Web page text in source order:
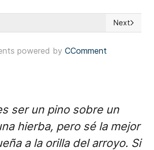
EUA: Voto latino podría ser clave en
Next
Next
powered by CComment
ser un pino sobre un
hierba, pero sé la mejor
a la orilla del arroyo. Si